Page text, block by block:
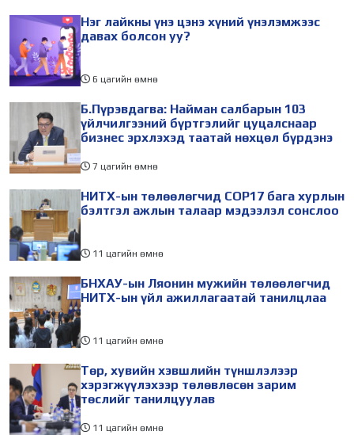
холбогдуулан Нийслэлийн
айлчлалынхаа хүрээнд
Нэг лайкны үнэ цэнэ хүний үнэлэмжээс
давах болсон уу?
6 цагийн өмнө
Б.Пүрэвдагва: Найман салбарын 103
үйлчилгээний бүртгэлийг цуцалснаар
бизнес эрхлэхэд таатай нөхцөл бүрдэнэ
7 цагийн өмнө
НИТХ-ын төлөөлөгчид COP17 бага хурлын
бэлтгэл ажлын талаар мэдээлэл сонслоо
11 цагийн өмнө
БНХАУ-ын Ляонин мужийн төлөөлөгчид
НИТХ-ын үйл ажиллагаатай танилцлаа
11 цагийн өмнө
Төр, хувийн хэвшлийн түншлэлээр
хэрэгжүүлэхээр төлөвлөсөн зарим
төслийг танилцуулав
11 цагийн өмнө